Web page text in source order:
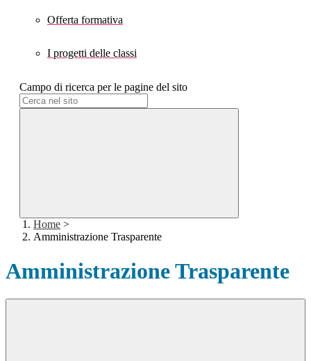
Offerta formativa
I progetti delle classi
Campo di ricerca per le pagine del sito
Home >
Amministrazione Trasparente
Amministrazione Trasparente